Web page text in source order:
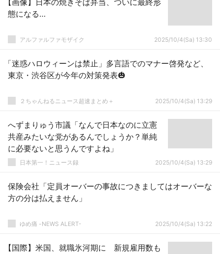
【画像】日本の焼きそば弁当、ついに最終形
態になる…
アルファルファモザイク 2025/10/4(Sa) 13:30
「迷惑ハロウィーンは禁止」多言語でのマナー啓発など、
東京・渋谷区が今年の対策発表🎃
２ちゃんねるニュース超速まとめ＋ 2025/10/4(Sa) 13:29
へずまりゅう市議「なんで日本なのに立憲
共産みたいな党があるんでしょうか？単純
に必要ないと思うんですよね」
日本第一！ニュース録 2025/10/4(Sa) 13:29
保険会社「定員オーバーの事故につきましてはオーバーな
方の分は払えません」
ゆめ痛 -NEWS ALERT- 2025/10/4(Sa) 13:22
【国際】米国、就職氷河期に 新規雇用数も